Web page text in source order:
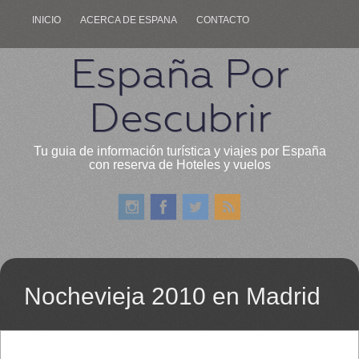
INICIO ACERCA DE ESPANA CONTACTO
España Por
Descubrir
Tu guia de información turística y viajes por España
con reserva de Hoteles y vuelos
Nochevieja 2010 en Madrid